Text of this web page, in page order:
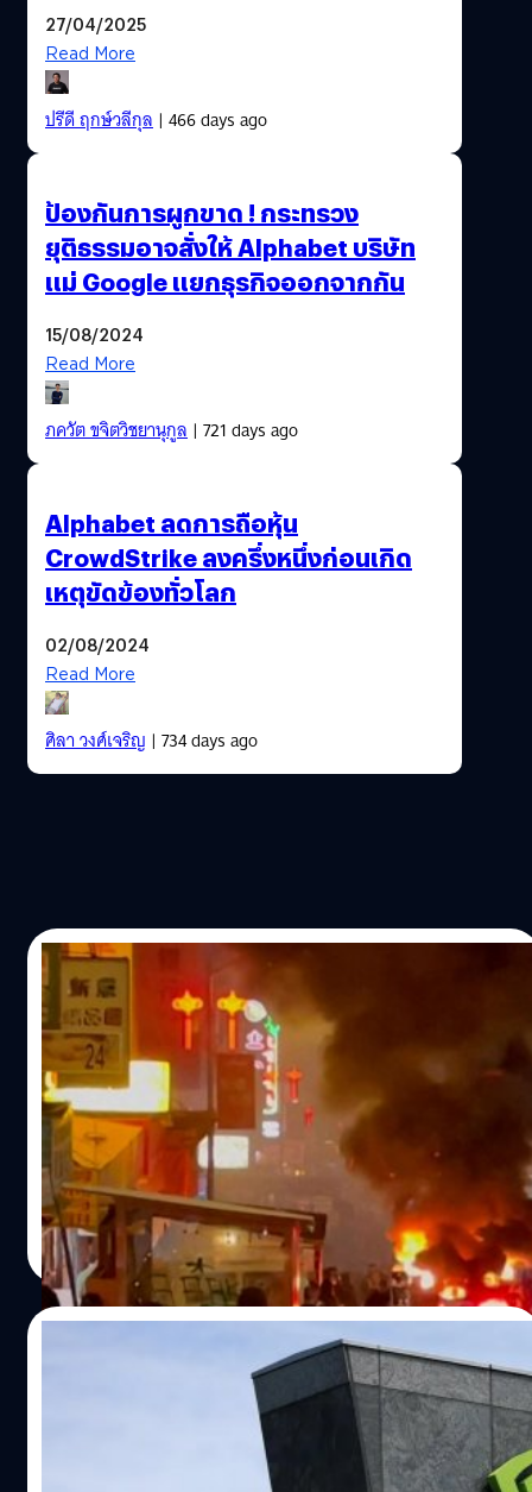
27/04/2025
Read More
ปรีดี ฤกษ์วลีกุล| 466 days ago
ป้องกันการผูกขาด ! กระทรวง
ยุติธรรมอาจสั่งให้ Alphabet บริษัท
แม่ Google แยกธุรกิจออกจากกัน
15/08/2024
Read More
ภควัต ขจิตวิชยานุกูล| 721 days ago
Alphabet ลดการถือหุ้น
CrowdStrike ลงครึ่งหนึ่งก่อนเกิด
เหตุขัดข้องทั่วโลก
02/08/2024
Read More
ศิลา วงศ์เจริญ | 734 days ago
17/02/2024
ประชาชนจุดไฟเผาแท็กซี่ไร้คนขับ Waymo ใน
นครซานฟรานซิสโก
ประชาชนจุดไฟเผาทำลายรถยนต์โดยสารไร้คนขับของ
Waymo ด้วยดอกไม้ไฟในซานฟรานซิสโกเมื่อวันที่ 13
กุมภาพันธ์ที่ผ่านมา
จตุรวิทย์ เครือวาณิชกิจ| 901 days ago
Read More
Nvidia มีมูลค่าตามราคาตลาดแซงหน้า
Alphabet ขึ้นมาเป็นอันดับ 3
วันพุธที่ 14 กุมภาพันธ์ ราคาหุ้นของ Nvidia ผู้ผลิตชิป GPU ที่